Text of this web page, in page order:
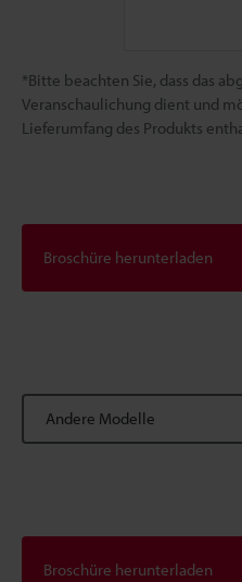
*Bitte beachten Sie, dass das
Veranschaulichung dient und
Lieferumfang des Produkts
Broschüre herunterladen
Andere Modelle
Broschüre herunterladen